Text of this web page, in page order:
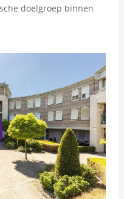
doelgroep binnen